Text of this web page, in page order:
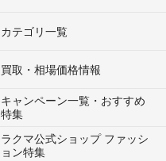
カテゴリ一覧
買取・相場価格情報
キャンペーン一覧・おすすめ
特集
ラクマ公式ショップ ファッシ
ョン特集